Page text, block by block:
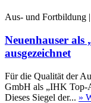
Aus- und Fortbildung |
Neuenhauser
ausgezeichnet
Für die Qualität der
GmbH als „IHK Top-
Dieses Siegel der... »